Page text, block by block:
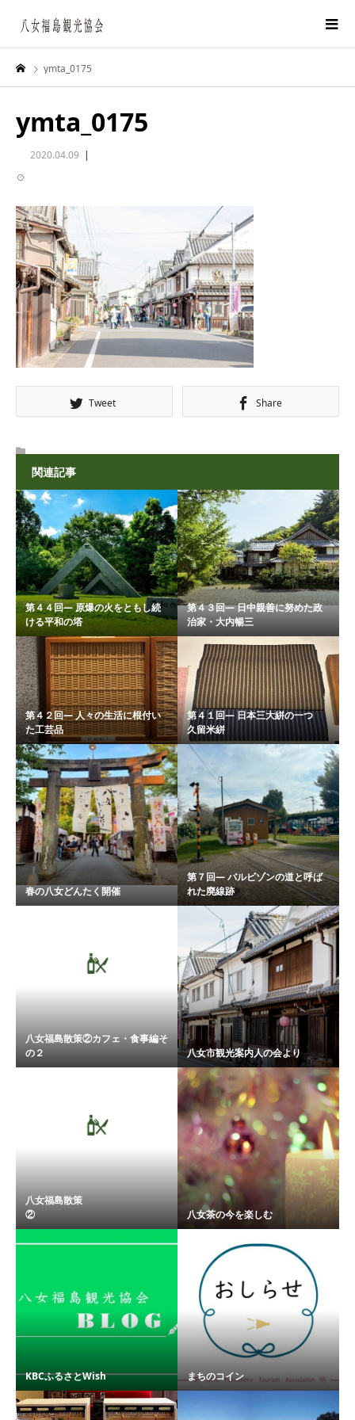
ymta_0175
ymta_0175
2020.04.09
Tweet Share
関連記事
第４４回― 原爆の火をともし続
ける平和の塔
第４３回― 日中親善に努めた政
治家・大内暢三
第４２回― 人々の生活に根付い
た工芸品
第４１回― 日本三大絣の一つ
久留米絣
春の八女どんたく開催
第７回― バルビゾンの道と呼ば
れた廃線跡
八女福島散策②カフェ・食事編そ
の２
八女市観光案内人の会より
八女福島散策
② ...八女茶の今を楽しむ
KBCふるさとWish まちのコイン